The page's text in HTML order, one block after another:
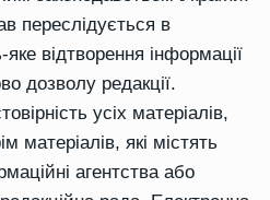
переслідується в
відтворення інформації
дозволу редакції.
усіх матеріалів,
матеріалів, які містять
агентства або